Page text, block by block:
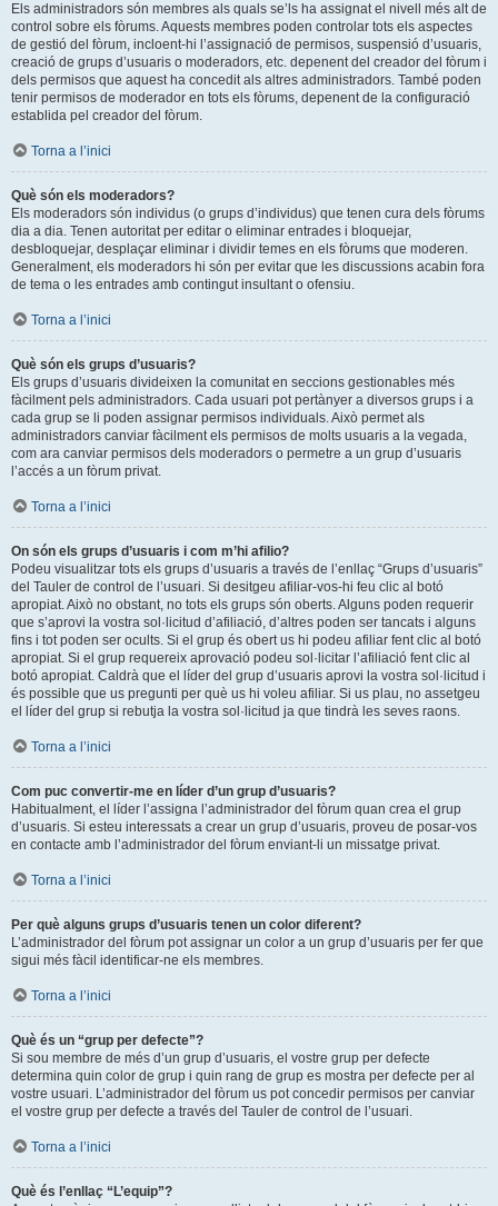
Els administradors són membres als quals se’ls ha assignat el nivell més alt de
control sobre els fòrums. Aquests membres poden controlar tots els aspectes
de gestió del fòrum, incloent-hi l’assignació de permisos, suspensió d’usuaris,
creació de grups d’usuaris o moderadors, etc. depenent del creador del fòrum i
dels permisos que aquest ha concedit als altres administradors. També poden
tenir permisos de moderador en tots els fòrums, depenent de la configuració
establida pel creador del fòrum.
Torna a l’inici
Què són els moderadors?
Els moderadors són individus (o grups d’individus) que tenen cura dels fòrums
dia a dia. Tenen autoritat per editar o eliminar entrades i bloquejar,
desbloquejar, desplaçar eliminar i dividir temes en els fòrums que moderen.
Generalment, els moderadors hi són per evitar que les discussions acabin fora
de tema o les entrades amb contingut insultant o ofensiu.
Torna a l’inici
Què són els grups d’usuaris?
Els grups d’usuaris divideixen la comunitat en seccions gestionables més
fàcilment pels administradors. Cada usuari pot pertànyer a diversos grups i a
cada grup se li poden assignar permisos individuals. Això permet als
administradors canviar fàcilment els permisos de molts usuaris a la vegada,
com ara canviar permisos dels moderadors o permetre a un grup d’usuaris
l’accés a un fòrum privat.
Torna a l’inici
On són els grups d’usuaris i com m’hi afilio?
Podeu visualitzar tots els grups d’usuaris a través de l’enllaç “Grups d’usuaris”
del Tauler de control de l’usuari. Si desitgeu afiliar-vos-hi feu clic al botó
apropiat. Això no obstant, no tots els grups són oberts. Alguns poden requerir
que s’aprovi la vostra sol·licitud d’afiliació, d’altres poden ser tancats i alguns
fins i tot poden ser ocults. Si el grup és obert us hi podeu afiliar fent clic al botó
apropiat. Si el grup requereix aprovació podeu sol·licitar l’afiliació fent clic al
botó apropiat. Caldrà que el líder del grup d’usuaris aprovi la vostra sol·licitud i
és possible que us pregunti per què us hi voleu afiliar. Si us plau, no assetgeu
el líder del grup si rebutja la vostra sol·licitud ja que tindrà les seves raons.
Torna a l’inici
Com puc convertir-me en líder d’un grup d’usuaris?
Habitualment, el líder l’assigna l’administrador del fòrum quan crea el grup
d’usuaris. Si esteu interessats a crear un grup d’usuaris, proveu de posar-vos
en contacte amb l’administrador del fòrum enviant-li un missatge privat.
Torna a l’inici
Per què alguns grups d’usuaris tenen un color diferent?
L’administrador del fòrum pot assignar un color a un grup d’usuaris per fer que
sigui més fàcil identificar-ne els membres.
Torna a l’inici
Què és un “grup per defecte”?
Si sou membre de més d’un grup d’usuaris, el vostre grup per defecte
determina quin color de grup i quin rang de grup es mostra per defecte per al
vostre usuari. L’administrador del fòrum us pot concedir permisos per canviar
el vostre grup per defecte a través del Tauler de control de l’usuari.
Torna a l’inici
Què és l’enllaç “L’equip”?